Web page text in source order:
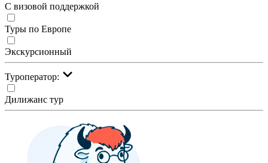
С визовой поддержкой
Туры по Европе
Экскурсионный
Туроператор:
Дилижанс тур